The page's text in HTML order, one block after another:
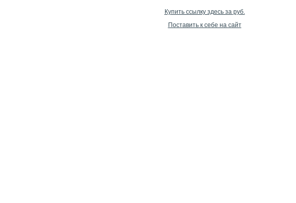
Купить ссылку здесь за руб.
Поставить к себе на сайт